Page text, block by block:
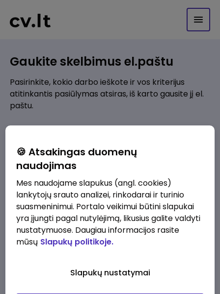
Gaukite skelbimus el.paštu
Pasirinkite, kokio darbo ieškote ir vos kriterijus
atitinkantis pasiūlymas atsiras, iš karto gausite jį el.
paštu.
Pridėti naują
Kokios srities darbo pasiūlymai jus domina?
Pridėti naują
🍪 Atsakingas duomenų
naudojimas
Mes naudojame slapukus (angl. cookies)
lankytojų srauto analizei, rinkodarai ir turinio
suasmeninimui. Portalo veikimui būtini slapukai
yra įjungti pagal nutylėjimą, likusius galite valdyti
nustatymuose. Daugiau informacijos rasite
mūsų Slapukų politikoje.
Slapukų nustatymai